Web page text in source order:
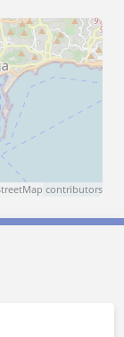
contributors